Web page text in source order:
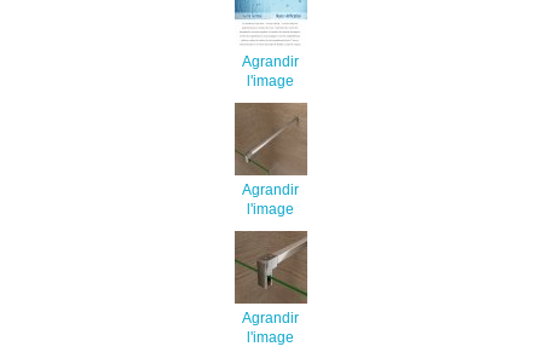
Agrandir
l'image
Agrandir
l'image
Agrandir
l'image